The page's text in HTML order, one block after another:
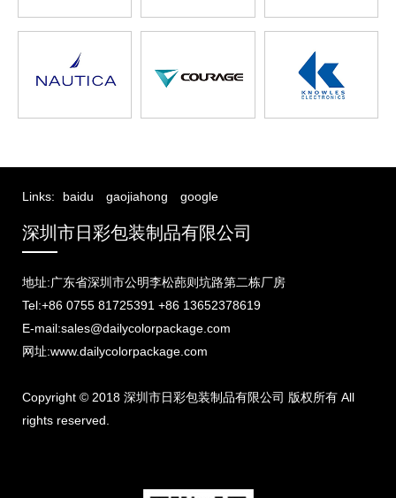
Links: baidu gaojiahong google
深圳市日彩包装制品有限公司
地址:广东省深圳市公明李松蓢则坑路第二栋厂房
Tel:+86 0755 81725391 +86 13652378619
E-mail:sales@dailycolorpackage.com
网址:www.dailycolorpackage.com
Copyright © 2018 深圳市日彩包装制品有限公司 版权所有 All
rights reserved.